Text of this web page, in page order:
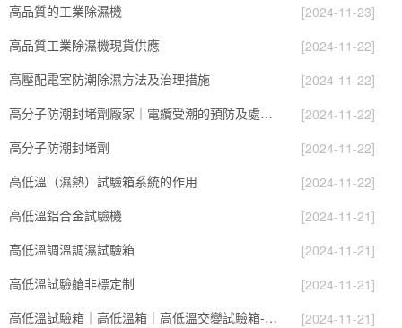
高品質的工業除濕機
[2024-11-23]
高品質工業除濕機現貨供應
[2024-11-22]
高壓配電室防潮除濕方法及治理措施
[2024-11-22]
高分子防潮封堵劑廠家｜電纜受潮的預防及處理措施
[2024-11-22]
高分子防潮封堵劑
[2024-11-22]
高低溫（濕熱）試驗箱系統的作用
[2024-11-22]
高低溫鋁合金試驗機
[2024-11-21]
高低溫調溫調濕試驗箱
[2024-11-21]
高低溫試驗艙非標定制
[2024-11-21]
高低溫試驗箱｜高低溫箱｜高低溫交變試驗箱-北京雅士林
[2024-11-21]